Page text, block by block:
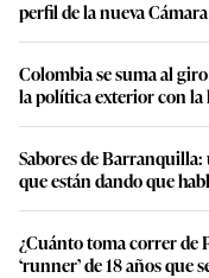
perfil de la nueva
Colombia se suma al
la política exterior con la
Sabores de
que están dando que
¿Cuánto toma correr de
‘runner’ de 18 años que